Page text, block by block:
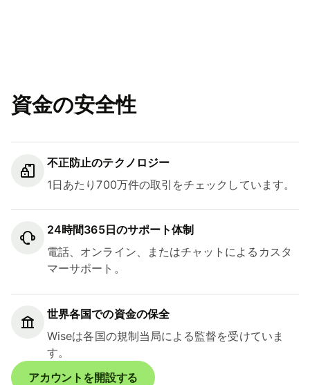
資金の安全性
不正防止のテクノロジー
1日あたり700万件の取引をチェックしています。
24時間365日のサポート体制
電話、オンライン、またはチャットによるカスタ
マーサポート。
世界各国での資金の保全
Wiseは各国の規制当局による監督を受けていま
す。
アカウントを開設する